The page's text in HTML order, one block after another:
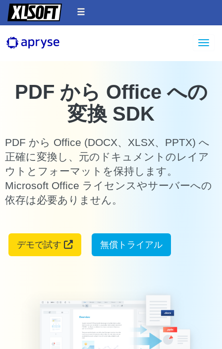
PDF から Office への
変換 SDK
PDF から Office (DOCX、XLSX、PPTX) へ
正確に変換し、元のドキュメントのレイア
ウトとフォーマットを保持します。
Microsoft Office ライセンスやサーバーへの
依存は必要ありません。
デモで試す 無償トライアル